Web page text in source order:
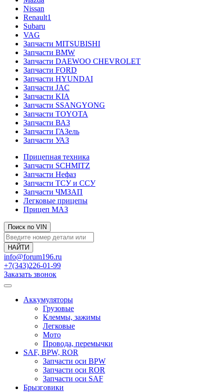
Nissan
Renault1
Subaru
VAG
Запчасти MITSUBISHI
Запчасти BMW
Запчасти DAEWOO CHEVROLET
Запчасти FORD
Запчасти HYUNDAI
Запчасти JAC
Запчасти KIA
Запчасти SSANGYONG
Запчасти TOYOTA
Запчасти ВАЗ
Запчасти ГАЗель
Запчасти УАЗ
Прицепная техника
Запчасти SCHMITZ
Запчасти Нефаз
Запчасти ТСУ и ССУ
Запчасти ЧМЗАП
Легковые прицепы
Прицеп МАЗ
Поиск по VIN
info@forum196.ru
+7(343)226-01-99
Заказать звонок
Аккумуляторы
Грузовые
Клеммы, зажимы
Легковые
Мото
Провода, перемычки
SAF, BPW, ROR
Запчасти оси BPW
Запчасти оси ROR
Запчасти оси SAF
Брызговики